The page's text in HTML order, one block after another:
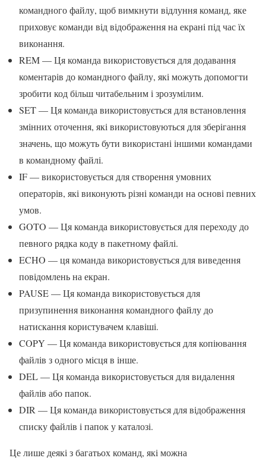
командного файлу, щоб вимкнути відлуння команд, яке
приховує команди від відображення на екрані під час їх
виконання.
REM — Ця команда використовується для додавання
коментарів до командного файлу, які можуть допомогти
зробити код більш читабельним і зрозумілим.
SET — Ця команда використовується для встановлення
змінних оточення, які використовуються для зберігання
значень, що можуть бути використані іншими командами
в командному файлі.
IF — використовується для створення умовних
операторів, які виконують різні команди на основі певних
умов.
GOTO — Ця команда використовується для переходу до
певного рядка коду в пакетному файлі.
ECHO — ця команда використовується для виведення
повідомлень на екран.
PAUSE — Ця команда використовується для
призупинення виконання командного файлу до
натискання користувачем клавіші.
COPY — Ця команда використовується для копіювання
файлів з одного місця в інше.
DEL — Ця команда використовується для видалення
файлів або папок.
DIR — Ця команда використовується для відображення
списку файлів і папок у каталозі.
Це лише деякі з багатьох команд, які можна